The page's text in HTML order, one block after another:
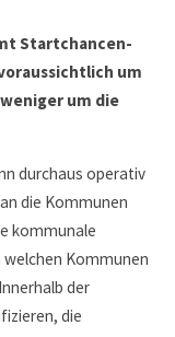
Startchancen-
um
um die
durchaus operativ
die Kommunen
kommunale
Kommunen
der
die